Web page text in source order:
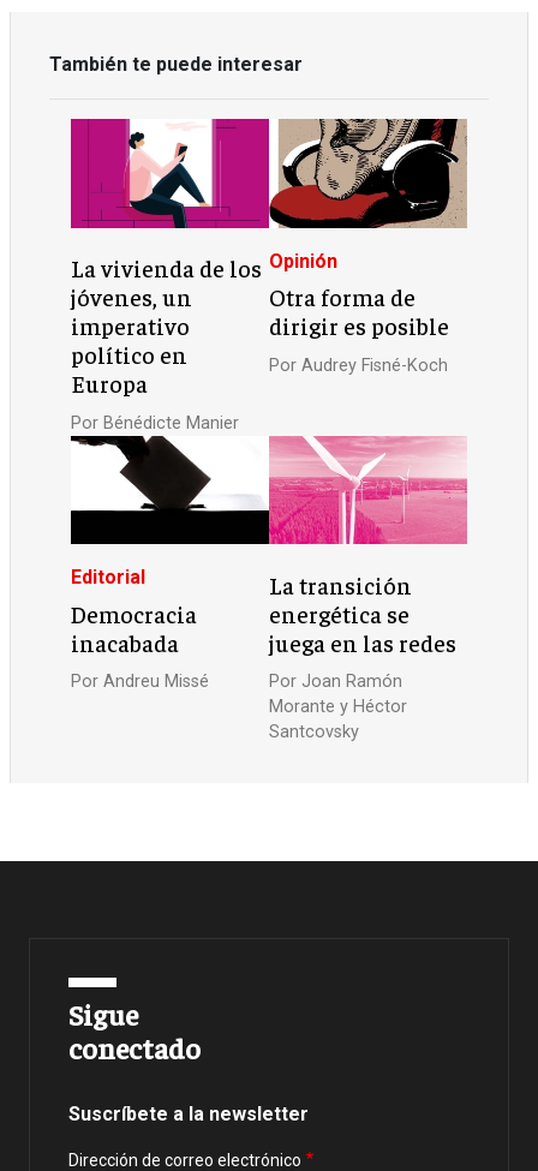
También te puede interesar
La vivienda de los
jóvenes, un
imperativo
político en
Europa
Por Bénédicte Manier
Opinión
Otra forma de
dirigir es posible
Por Audrey Fisné-Koch
Editorial
Democracia
inacabada
PorAndreu Missé
La transición
energética se
juega en las redes
Por Joan Ramón
Morante y Héctor
Santcovsky
Sigue
conectado
Suscríbete a la newsletter
Dirección de correo electrónico